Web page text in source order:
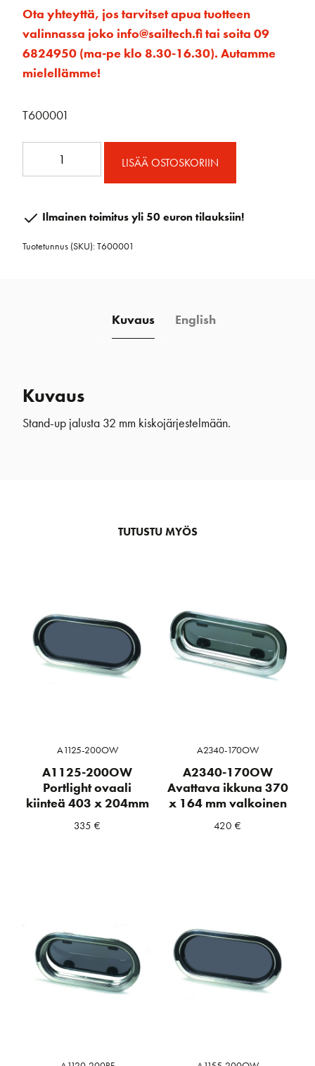
Ota yhteyttä, jos tarvitset apua tuotteen
valinnassa joko info@sailtech.fi tai soita 09
6824950 (ma-pe klo 8.30-16.30). Autamme
mielellämme!
T600001
32
määrä
LISÄÄ OSTOSKORIIN
Ilmainen toimitus yli 50 euron tilauksiin!
Tuotetunnus (SKU):T600001
Kuvaus English
Kuvaus
Stand-up jalusta 32 mm kiskojärjestelmään.
TUTUSTU MYÖS
A1125-200OW
A1125-200OW
Portlight ovaali
kiinteä 403 x 204mm
335€
A2340-170OW
A2340-170OW
Avattava ikkuna 370
x 164 mm valkoinen
420€